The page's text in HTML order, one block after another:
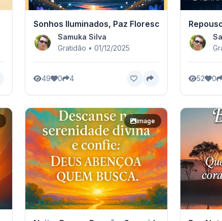
Sonhos Iluminados, Paz Florescendo
Samuka Silva
Gratidão • 01/12/2025
49 0 4 52 0
image